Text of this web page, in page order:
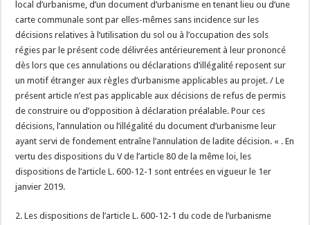
local d’urbanisme, d’un document d’urbanisme en tenant lieu ou d’une
carte communale sont par elles-mêmes sans incidence sur les
décisions relatives à l’utilisation du sol ou à l’occupation des sols
régies par le présent code délivrées antérieurement à leur prononcé
dès lors que ces annulations ou déclarations d’illégalité reposent sur
un motif étranger aux règles d’urbanisme applicables au projet. / Le
présent article n’est pas applicable aux décisions de refus de permis
de construire ou d’opposition à déclaration préalable. Pour ces
décisions, l’annulation ou l’illégalité du document d’urbanisme leur
ayant servi de fondement entraîne l’annulation de ladite décision. « . En
vertu des dispositions du V de l’article 80 de la même loi, les
dispositions de l’article L. 600-12-1 sont entrées en vigueur le 1er
janvier 2019.
2. Les dispositions de l’article L. 600-12-1 du code de l’urbanisme